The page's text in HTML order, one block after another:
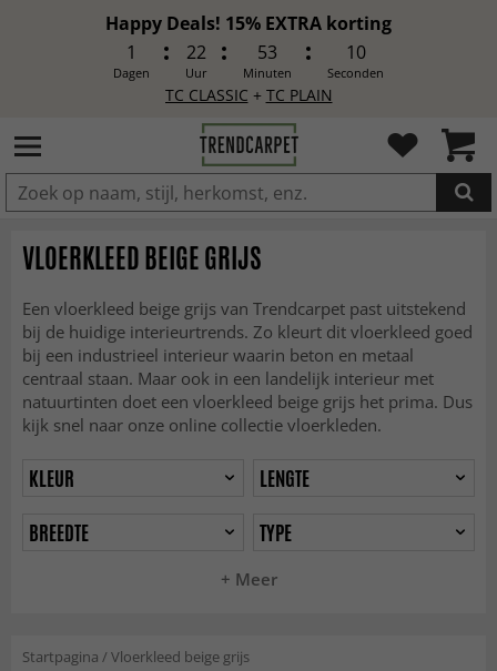
Happy Deals! 15% EXTRA korting
1
Dagen
22
Uur
53
Minuten
8
Seconden
TC CLASSIC + TC PLAIN
IN DE WINKELWAGEN GELEGD
VLOERKLEED BEIGE GRIJS
Een vloerkleed beige grijs van Trendcarpet past uitstekend
bij de huidige interieurtrends. Zo kleurt dit vloerkleed goed
bij een industrieel interieur waarin beton en metaal
centraal staan. Maar ook in een landelijk interieur met
natuurtinten doet een vloerkleed beige grijs het prima. Dus
kijk snel naar onze online collectie vloerkleden.
+ Meer
KLEUR
LENGTE
BREEDTE
TYPE
Startpagina /Vloerkleed beige grijs